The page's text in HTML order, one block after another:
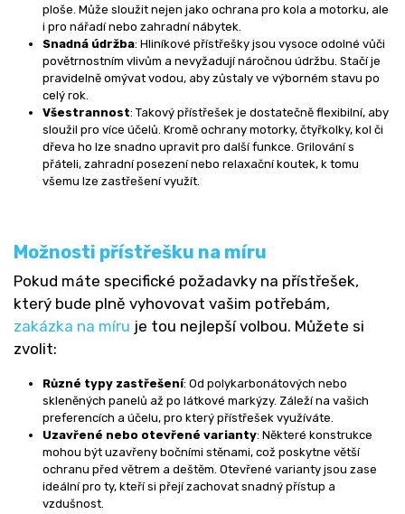
ploše. Může sloužit nejen jako ochrana pro kola a motorku, ale
i pro nářadí nebo zahradní nábytek.
Snadná údržba: Hliníkové přístřešky jsou vysoce odolné vůči
povětrnostním vlivům a nevyžadují náročnou údržbu. Stačí je
pravidelně omývat vodou, aby zůstaly ve výborném stavu po
celý rok.
Všestrannost: Takový přístřešek je dostatečně flexibilní, aby
sloužil pro více účelů. Kromě ochrany motorky, čtyřkolky, kol či
dřeva ho lze snadno upravit pro další funkce. Grilování s
přáteli, zahradní posezení nebo relaxační koutek, k tomu
všemu lze zastřešení využít.
Možnosti přístřešku na míru
Pokud máte specifické požadavky na přístřešek,
který bude plně vyhovovat vašim potřebám,
zakázka na míru je tou nejlepší volbou. Můžete si
zvolit:
Různé typy zastřešení: Od polykarbonátových nebo
skleněných panelů až po látkové markýzy. Záleží na vašich
preferencích a účelu, pro který přístřešek využíváte.
Uzavřené nebo otevřené varianty: Některé konstrukce
mohou být uzavřeny bočními stěnami, což poskytne větší
ochranu před větrem a deštěm. Otevřené varianty jsou zase
ideální pro ty, kteří si přejí zachovat snadný přístup a
vzdušnost.